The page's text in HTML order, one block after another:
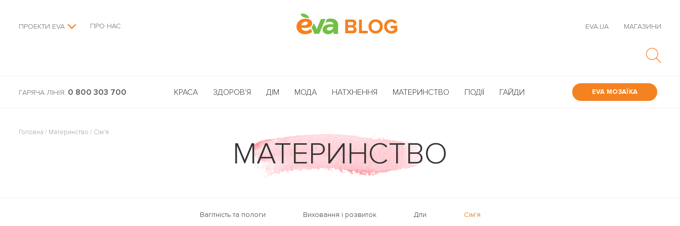
ПРОЕКТИ EVA ПРО НАС EVA.UA МАГАЗИНИ
ГАРЯЧА ЛІНІЯ: 0 800 303 700 КРАСА ЗДОРОВ'Я ДІМ МОДА НАТХНЕННЯ МАТЕРИНСТВО ПОДІЇ ГАЙДИ EVA МОЗАЇКА
Головна / Материнство / Сім'я
МАТЕРИНСТВО
Вагітність та пологи Виховання і розвиток Діти Сім'я